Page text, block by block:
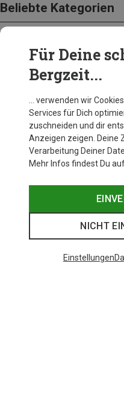
Beliebte Kategorien
Für Deine
Bergzeit...
… verwenden wir
Services für Dich
zuschneiden und dir
Anzeigen zeigen. Deine
Verarbeitung Deiner
Mehr Infos findest Du
NICHT
Einstellungen